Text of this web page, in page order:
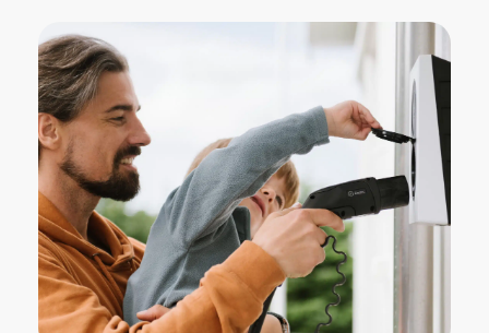
produktpris)
Forsyning
230/400 V
- 1-/3-faset